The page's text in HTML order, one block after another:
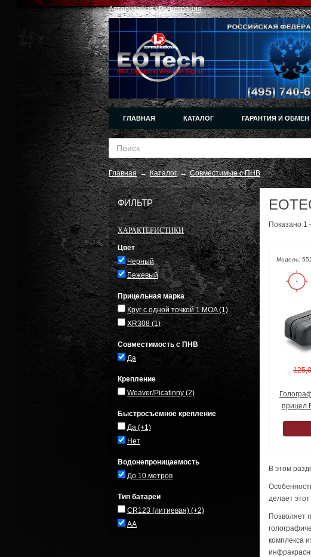
Авторизация|Регистрация
ГЛАВНАЯ КАТАЛОГ ГАРАНТИЯ И ОБМЕН
Главная → Каталог → Совместимые с ПНВ
ФИЛЬТР
ХАРАКТЕРИСТИКИ
Цвет
Черный
Бежевый
Прицельная марка
Круг с одной точкой 1 MOA(1)
XR308(1)
Совместимость с ПНВ
Да
Крепление
Weaver/Picatinny (2)
Быстросъемное крепление
Да (+1)
Нет
Водонепроницаемость
До 10 метров
Тип батареи
CR123 (литиевая) (+2)
AA
Показано 1
Модель:
прицел
В этом
делает
Позволяет
комплекса